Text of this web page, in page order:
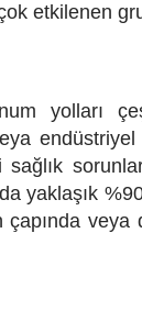
etkilenen
yolları
yaklaşık
veya